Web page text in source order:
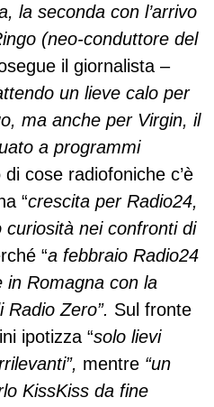
la seconda con l’arrivo
(neo-conduttore del
il giornalista –
un lieve calo per
ma anche per Virgin, il
a programmi
di cose radiofoniche c’è
“crescita per Radio24,
curiosità nei confronti di
“a febbraio Radio24
in Romagna con la
Zero”. Sul fronte
ipotizza “solo lievi
mentre “un
KissKiss da fine